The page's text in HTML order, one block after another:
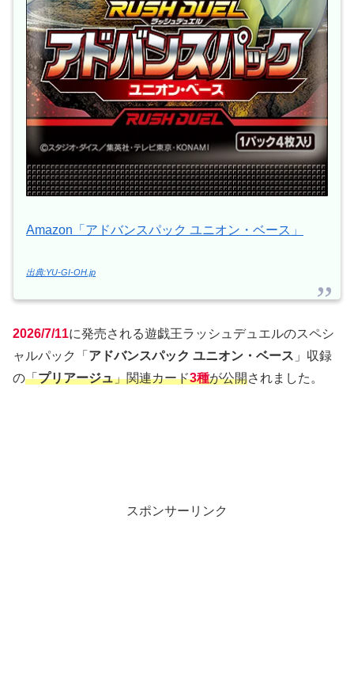
Amazon「アドバンスパック ユニオン・ベース」
出典:YU-GI-OH.jp
2026/7/11に発売される遊戯王ラッシュデュエルのスペシ
ャルパック「 アドバンスパック ユニオン・ベース 」収録
の「プリアージュ」関連カード3種が公開されました。
スポンサーリンク